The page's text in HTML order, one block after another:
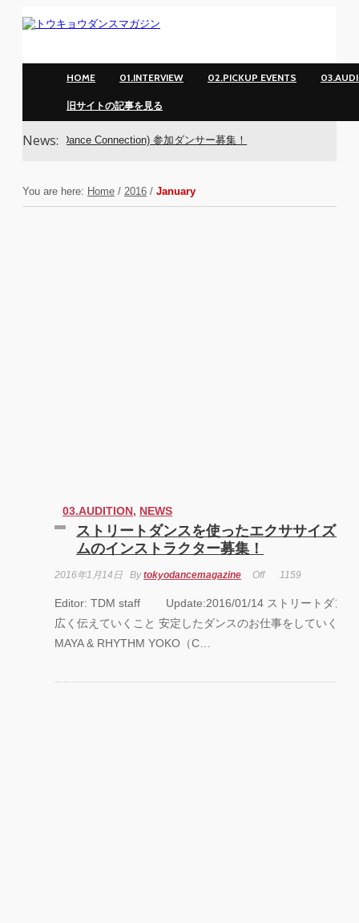
HOME 01.INTERVIEW 02.PICKUP EVENTS
旧サイトの記事を見る
News:
Dance Connection) 参加ダンサー募集！
You are here: Home / 2016 / January
03.AUDITION, NEWS
ストリートダンスを使ったエクササイズプ
ムのインストラクター募集！
2016年1月14日 Bytokyodancemagazine Off 1159
Editor: TDM staff Update:2016/01/14 ストリートダンス
広く伝えていくこと 安定したダンスのお仕事をしていくこ
MAYA & RHYTHM YOKO（C…